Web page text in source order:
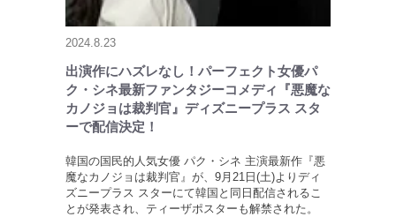
2024.8.23
出演作にハズレなし！パーフェクト女優パ
ク・シネ最新ファンタジーコメディ『悪魔な
カノジョは裁判官』ディズニープラス スタ
ーで配信決定！
韓国の国民的人気女優 パク・シネ 主演最新作『悪
魔なカノジョは裁判官』が、9月21日(土)よりディ
ズニープラス スターにて韓国と同日配信されるこ
とが発表され、ティーザポスターも解禁された。